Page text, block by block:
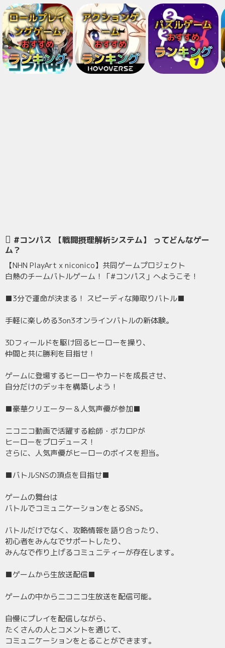
ロールプレイ
ングゲーム
おすすめ
ランキング
アクションゲ
ーム
おすすめ
ランキング
パズルゲーム
おすすめ
ランキング
#コンパス 【戦闘摂理解析システム】 ってどんなゲー
ム？
【NHN PlayArt x niconico】共同ゲームプロジェクト
白熱のチームバトルゲーム！「#コンパス」へようこそ！
■3分で運命が決まる！ スピーディな陣取りバトル■
手軽に楽しめる3on3オンラインバトルの新体験。
3Dフィールドを駆け回るヒーローを操り、
仲間と共に勝利を目指せ！
ゲームに登場するヒーローやカードを成長させ、
自分だけのデッキを構築しよう！
■豪華クリエーター＆人気声優が参加■
ニコニコ動画で活躍する絵師・ボカロPが
ヒーローをプロデュース！
さらに、人気声優がヒーローのボイスを担当。
■バトルSNSの頂点を目指せ■
ゲームの舞台は
バトルでコミュニケーションをとるSNS。
バトルだけでなく、攻略情報を語り合ったり、
初心者をみんなでサポートしたり、
みんなで作り上げるコミュニティーが存在します。
■ゲームから生放送配信■
ゲームの中からニコニコ生放送を配信可能。
自慢にプレイを配信しながら、
たくさんの人とコメントを通じて、
コミュニケーションをとることができます。